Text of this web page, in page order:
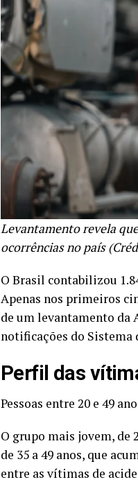
Levantamento revela
ocorrências no país
O Brasil contabilizou
Apenas nos primeiros
de um levantamento da
notificações do Sistema
Perfil das
Pessoas entre 20 e 49
O grupo mais jovem, de
de 35 a 49 anos, que
entre as vítimas de